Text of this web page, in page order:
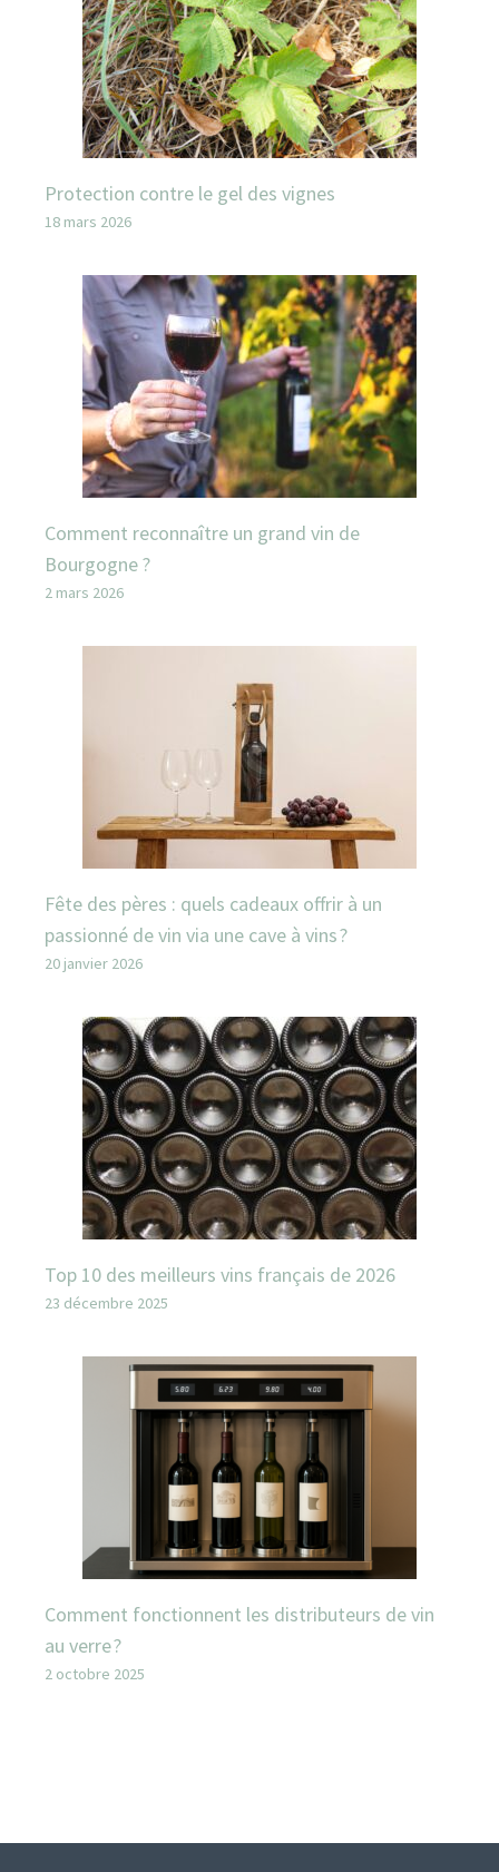
Protection contre le gel des vignes
18 mars 2026
Comment reconnaître un grand vin de
Bourgogne ?
2 mars 2026
Fête des pères : quels cadeaux offrir à un
passionné de vin via une cave à vins ?
20 janvier 2026
Top 10 des meilleurs vins français de 2026
23 décembre 2025
Comment fonctionnent les distributeurs de vin
au verre ?
2 octobre 2025